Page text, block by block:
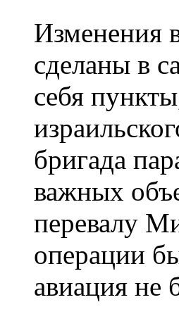
Изменения
сделаны в
себя
бригада
важных
перевалу
операции
авиация не